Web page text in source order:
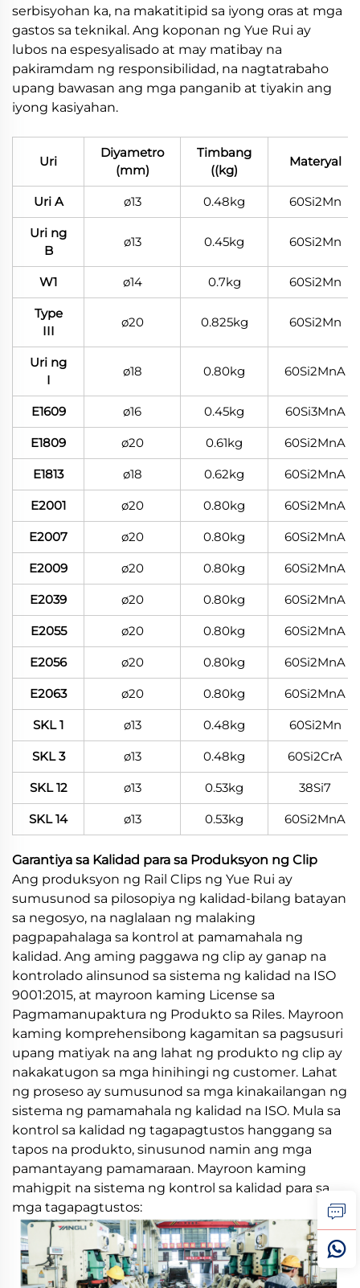
serbisyohan ka, na makatitipid sa iyong oras at mga
gastos sa teknikal. Ang koponan ng Yue Rui ay
lubos na espesyalisado at may matibay na
pakiramdam ng responsibilidad, na nagtatrabaho
upang bawasan ang mga panganib at tiyakin ang
iyong kasiyahan.
Uri
Diyametro
(mm)
Timbang
((kg)
Materyal
Uri A ø13 0.48kg 60Si2Mn
Uri ng
B
ø13 0.45kg 60Si2Mn
W1 ø14 0.7kg 60Si2Mn
Type
III
ø20 0.825kg 60Si2Mn
Uri ng
I
ø18 0.80kg 60Si2MnA
E1609 ø16 0.45kg 60Si3MnA
E1809 ø20 0.61kg 60Si2MnA
E1813 ø18 0.62kg 60Si2MnA
E2001 ø20 0.80kg 60Si2MnA
E2007 ø20 0.80kg 60Si2MnA
E2009 ø20 0.80kg 60Si2MnA
E2039 ø20 0.80kg 60Si2MnA
E2055 ø20 0.80kg 60Si2MnA
E2056 ø20 0.80kg 60Si2MnA
E2063 ø20 0.80kg 60Si2MnA
SKL 1 ø13 0.48kg 60Si2Mn
SKL 3 ø13 0.48kg 60Si2CrA
SKL 12 ø13 0.53kg 38Si7
SKL 14 ø13 0.53kg 60Si2MnA
Garantiya sa Kalidad para sa Produksyon ng Clip
Ang produksyon ng Rail Clips ng Yue Rui ay
sumusunod sa pilosopiya ng kalidad-bilang batayan
sa negosyo, na naglalaan ng malaking
pagpapahalaga sa kontrol at pamamahala ng
kalidad. Ang aming paggawa ng clip ay ganap na
kontrolado alinsunod sa sistema ng kalidad na ISO
9001:2015, at mayroon kaming License sa
Pagmamanupaktura ng Produkto sa Riles. Mayroon
kaming komprehensibong kagamitan sa pagsusuri
upang matiyak na ang lahat ng produkto ng clip ay
nakakatugon sa mga hinihingi ng customer. Lahat
ng proseso ay sumusunod sa mga kinakailangan ng
sistema ng pamamahala ng kalidad na ISO. Mula sa
kontrol sa kalidad ng tagapagtustos hanggang sa
tapos na produkto, sinusunod namin ang mga
pamantayang pamamaraan. Mayroon kaming
mahigpit na sistema ng kontrol sa kalidad para sa
mga tagapagtustos: